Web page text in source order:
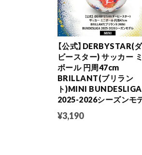
【公式】DERBYSTAR(
ビースター) サッカー
ボール 円周47cm
BRILLANT(ブリラン
ト)MINI BUNDESLIGA
2025-2026シーズンモ
¥3,190